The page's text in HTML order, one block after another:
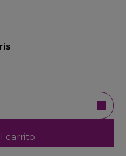
carrito